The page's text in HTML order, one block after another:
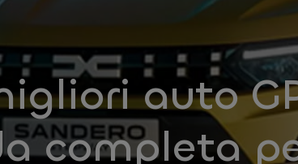
auto
completa